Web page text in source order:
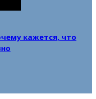
кажется, что